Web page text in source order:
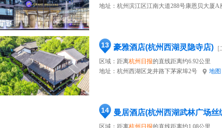
地址： 杭州滨江区江南大道288号康恩贝大厦A
13 豪雅酒店(杭州西湖灵隐寺店)
[
区域：距离杭州日报的直线距离约6.92公里
地址： 杭州西湖区龙井路下茅家埠2号 地图
14 曼居酒店(杭州西湖武林广场丝
区域：距离杭州日报的直线距离约1.08公里